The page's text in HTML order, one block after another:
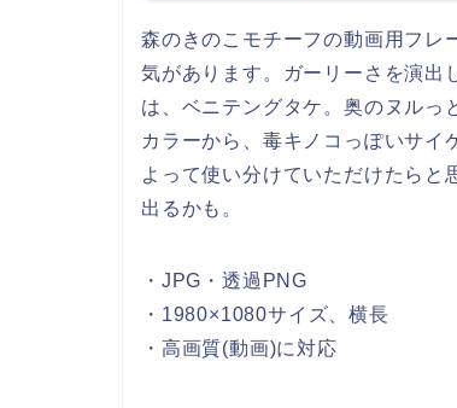
森のきのこモチーフの動画用フレ
気があります。ガーリーさを演出
は、ベニテングタケ。奥のヌルっ
カラーから、毒キノコっぽいサイ
よって使い分けていただけたらと
出るかも。
・JPG・透過PNG
・1980×1080サイズ、横長
・高画質(動画)に対応